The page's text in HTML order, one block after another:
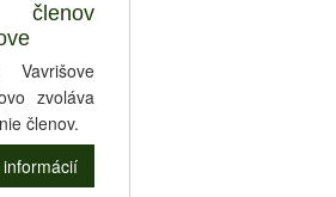
zvoláva
členov.